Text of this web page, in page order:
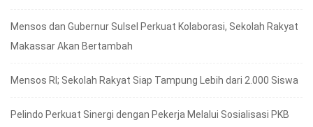
Mensos dan Gubernur Sulsel Perkuat Kolaborasi, Sekolah Rakyat
Makassar Akan Bertambah
Mensos RI; Sekolah Rakyat Siap Tampung Lebih dari 2.000 Siswa
Pelindo Perkuat Sinergi dengan Pekerja Melalui Sosialisasi PKB